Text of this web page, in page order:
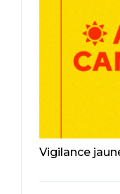
Vigilance